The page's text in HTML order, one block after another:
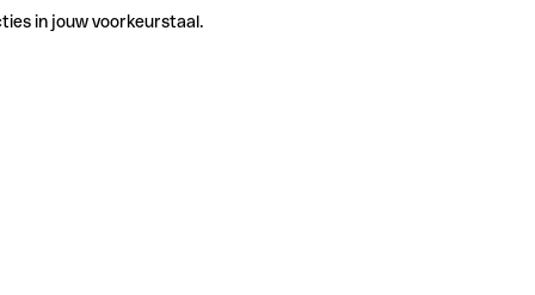
in jouw voorkeurstaal.